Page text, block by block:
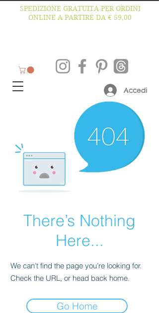
SPEDIZIONE GRATUITA PER ORDINI
ONLINE A PARTIRE DA € 59,00
Accedi
There’s Nothing
Here...
We can’t find the page you’re looking for.
Check the URL, or head back home.
Go Home